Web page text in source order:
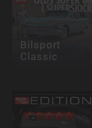
Bilsport
Classic